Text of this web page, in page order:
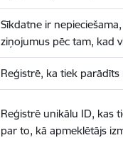
Sīkdatne ir
ziņojumus pēc tam, kad
Reģistrē, ka tiek parādīts
Reģistrē unikālu ID, kas
par to, kā apmeklētājs